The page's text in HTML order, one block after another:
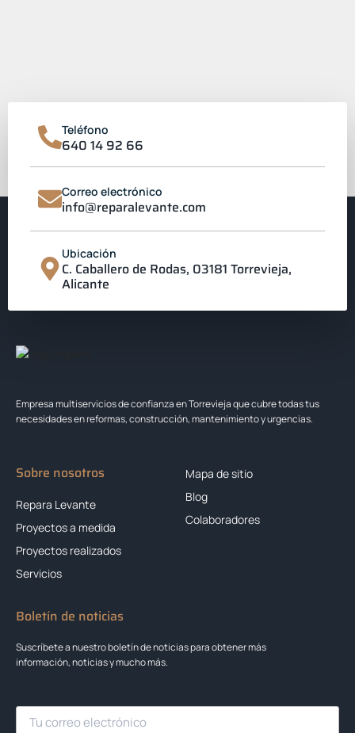
Teléfono
640 14 92 66
Correo electrónico
info@reparalevante.com
Ubicación
C. Caballero de Rodas, 03181 Torrevieja,
Alicante
Empresa multiservicios de confianza en Torrevieja que cubre todas tus
necesidades en reformas, construcción, mantenimiento y urgencias.
Sobre nosotros
Repara Levante
Proyectos a medida
Proyectos realizados
Servicios
Mapa de sitio
Blog
Colaboradores
Boletín de noticias
Suscríbete a nuestro boletín de noticias para obtener más
información, noticias y mucho más.